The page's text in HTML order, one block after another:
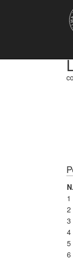
N.
1
2
3
4
5
6